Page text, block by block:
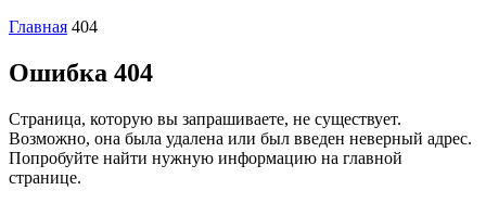
Главная 404
Ошибка 404
Страница, которую вы запрашиваете, не существует.
Возможно, она была удалена или был введен неверный адрес.
Попробуйте найти нужную информацию на главной
странице.